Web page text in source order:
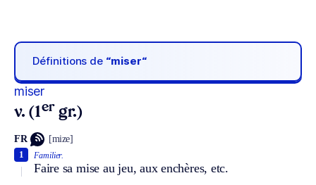
Définitions de “miser“
miser
v. (1er gr.)
FR [mize]
Familier.
Faire sa mise au jeu, aux enchères, etc.
1